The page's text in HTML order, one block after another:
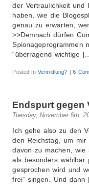
der Vertraulichkeit und
haben, wie die
genau zu erwarten,
>>Demnach dürfen
Spionageprogrammen
“überragend wichtige
Posted inVermittlung? | 6
Endspurt gegen
Tuesday, November 6th,
Ich gehe also zu den
den Reichstag, um
davon zu machen, wie
als besonders wählbar
gesprochen wird und
frei” singen. Und